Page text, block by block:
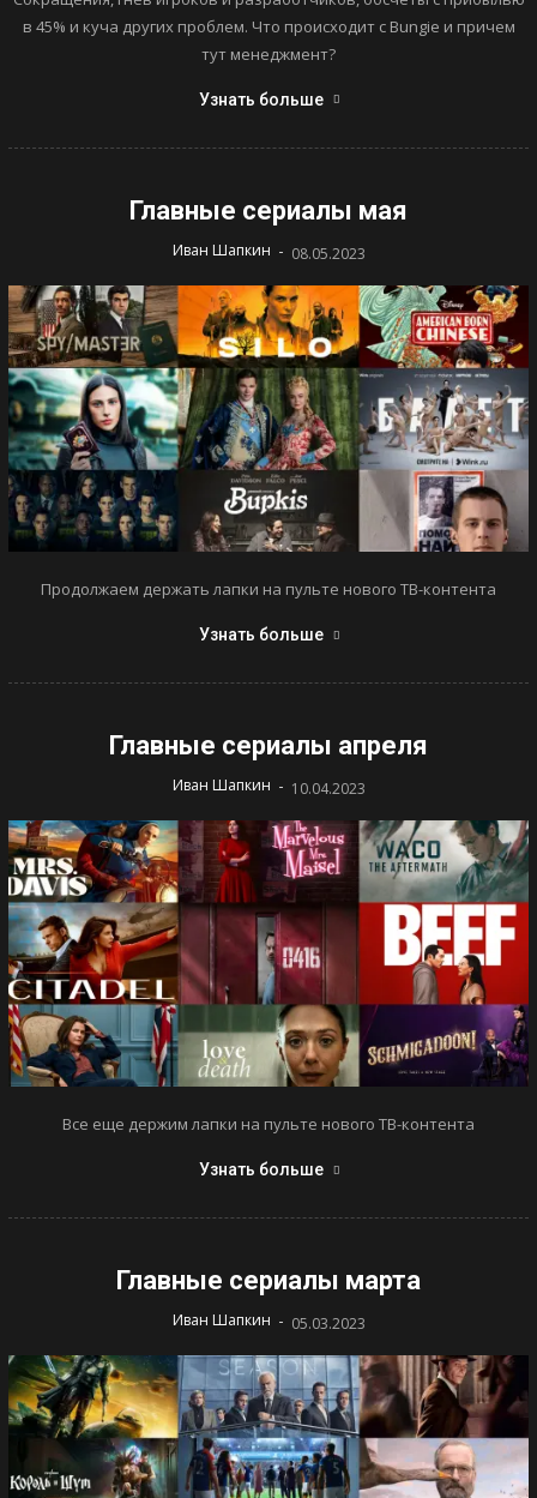
в 45% и куча других проблем. Что происходит с Bungie и причем
тут менеджмент?
Узнать больше
Главные сериалы мая
Иван Шапкин - 08.05.2023
Продолжаем держать лапки на пульте нового ТВ-контента
Узнать больше
Главные сериалы апреля
Иван Шапкин - 10.04.2023
Все еще держим лапки на пульте нового ТВ-контента
Узнать больше
Главные сериалы марта
Иван Шапкин - 05.03.2023